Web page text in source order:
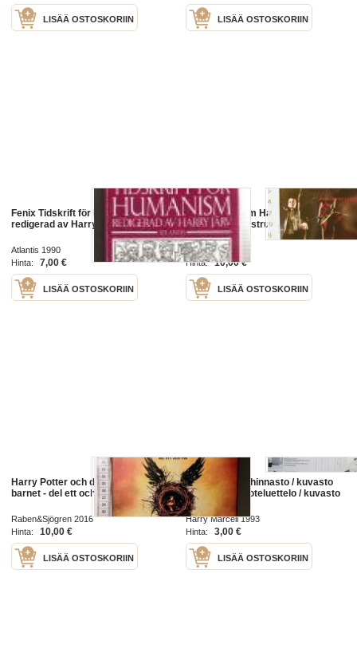
LISÄÄ OSTOSKORIIN LISÄÄ OSTOSKORIIN
Fenix Tidskrift för humanism
redigerad av Harry Järv
Atlantis 1990
Hinta:
7,00 €
LISÄÄ OSTOSKORIIN
selections from Harry Potter and
goblet or fireinstrumental solos
2005
Hinta:
10,00 €
LISÄÄ OSTOSKORIIN
Harry Potter och det fördömda
barnet - del ett och två
Raben&Sjögren 2016
Hinta:
10,00 €
LISÄÄ OSTOSKORIIN
Harry Marcell hinnasto / kuvasto
15.11.1993 -tuoteluettelo / kuvasto
kodinkoneista
Harry Marcell 1993
Hinta:
3,00 €
LISÄÄ OSTOSKORIIN